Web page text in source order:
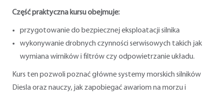
Część praktyczna kursu obejmuje:
przygotowanie do bezpiecznej eksploatacji silnika
wykonywanie drobnych czynności serwisowych takich jak
wymiana wirników i filtrów czy odpowietrzanie układu.
Kurs ten pozwoli poznać główne systemy morskich silników
Diesla oraz nauczy, jak zapobiegać awariom na morzu i